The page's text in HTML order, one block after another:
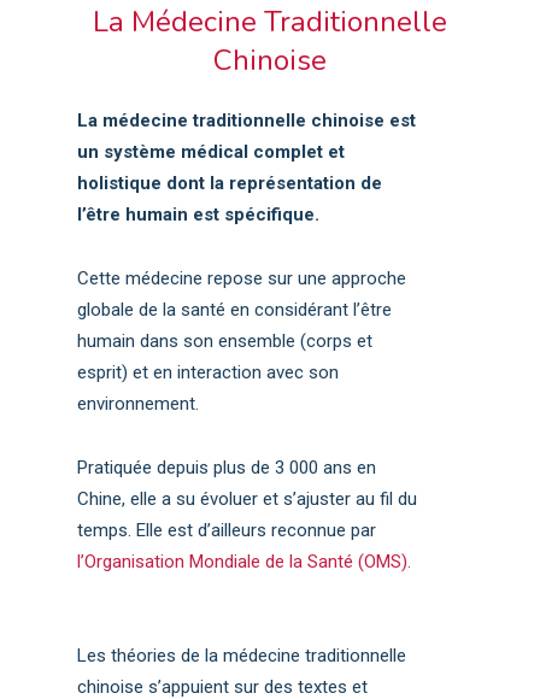
La Médecine Traditionnelle
Chinoise
La médecine traditionnelle chinoise est
un système médical complet et
holistique dont la représentation de
l’être humain est spécifique.
Cette médecine repose sur une approche
globale de la santé en considérant l’être
humain dans son ensemble (corps et
esprit) et en interaction avec son
environnement.
Pratiquée depuis plus de 3 000 ans en
Chine, elle a su évoluer et s’ajuster au fil du
temps. Elle est d’ailleurs reconnue par
l’Organisation Mondiale de la Santé (OMS).
Les théories de la médecine traditionnelle
chinoise s’appuient sur des textes et